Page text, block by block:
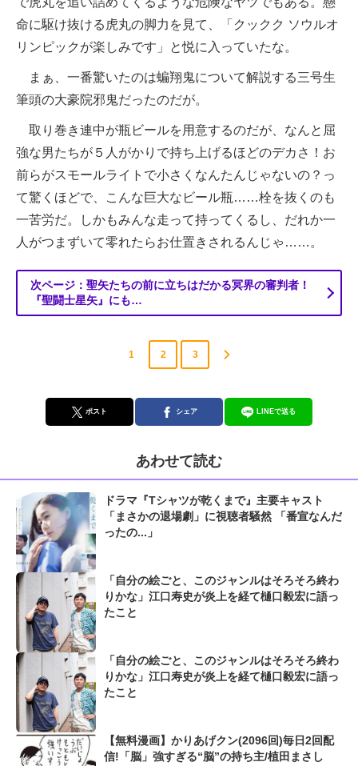
命に駆け抜ける虎丸の脚力を見て、「クックク ソウルオ
リンピックが楽しみです」と悦に入っていたな。
まぁ、一番驚いたのは蝙翔鬼について解説する三号生
筆頭の大豪院邪鬼だったのだが。
取り巻き連中が瓶ビールを用意するのだが、なんと屈
強な男たちが５人がかりで持ち上げるほどのデカさ！お
前らがスモールライトで小さくなんたんじゃないの？っ
て驚くほどで、こんな巨大なビール瓶……栓を抜くのも
一苦労だ。しかもみんな走って持ってくるし、だれか一
人がつまずいて零れたらお仕置きされるんじゃ……。
次ページ：聖矢たちの前に立ちはだかる冥界の審判者！
『聖闘士星矢』にも…
1 2 3
ポスト シェア LINEで送る
あわせて読む
ドラマ『Tシャツが乾くまで』主要キャスト
「まさかの退場劇」に視聴者騒然 「番宣なんだ
ったの...」
「自分の絵ごと、このジャンルはそろそろ終わ
りかな」江口寿史が炎上を経て樋口毅宏に語っ
たこと
「自分の絵ごと、このジャンルはそろそろ終わ
りかな」江口寿史が炎上を経て樋口毅宏に語っ
たこと
【無料漫画】かりあげクン(2096回)毎日2回配
信!「脳」強すぎる“脳”の持ち主/植田まさし